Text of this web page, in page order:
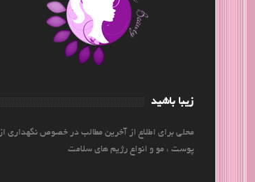
زیبا باشید
محلی برای اطلاع از آخرین مطالب در خصوص نگهداری از
پوست ، مو و انواع رژیم های سلامت